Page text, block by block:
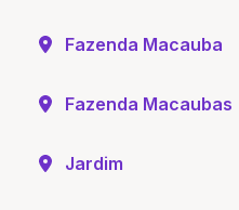
Fazenda Macauba
Fazenda Macaubas
Jardim